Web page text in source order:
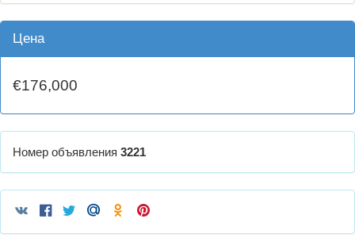
Цена
€176,000
Номер объявления 3221